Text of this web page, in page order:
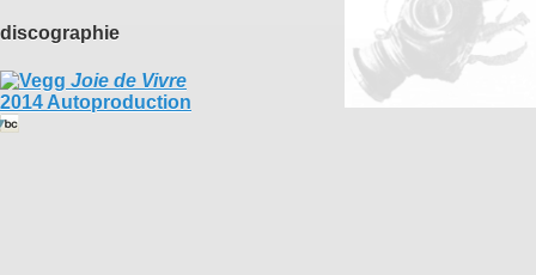
discographie
Joie de Vivre
2014 Autoproduction